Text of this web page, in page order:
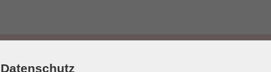
Datenschutz